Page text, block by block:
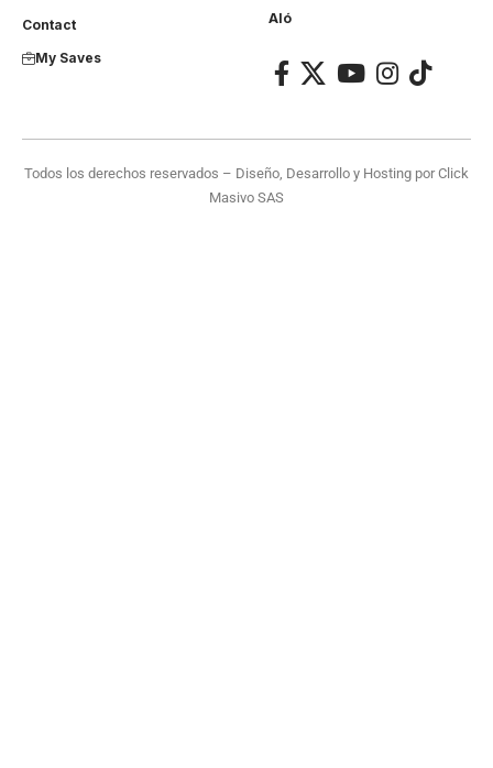
Contact
My Saves
Aló
Todos los derechos reservados – Diseño, Desarrollo y Hosting porClick
Masivo SAS